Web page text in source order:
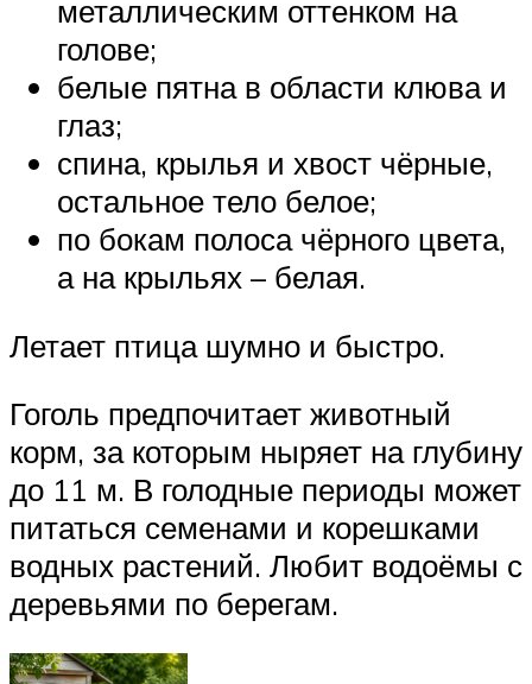
металлическим оттенком на
голове;
белые пятна в области клюва и
глаз;
спина, крылья и хвост чёрные,
остальное тело белое;
по бокам полоса чёрного цвета,
а на крыльях – белая.
Летает птица шумно и быстро.
Гоголь предпочитает животный
корм, за которым ныряет на глубину
до 11 м. В голодные периоды может
питаться семенами и корешками
водных растений. Любит водоёмы с
деревьями по берегам.